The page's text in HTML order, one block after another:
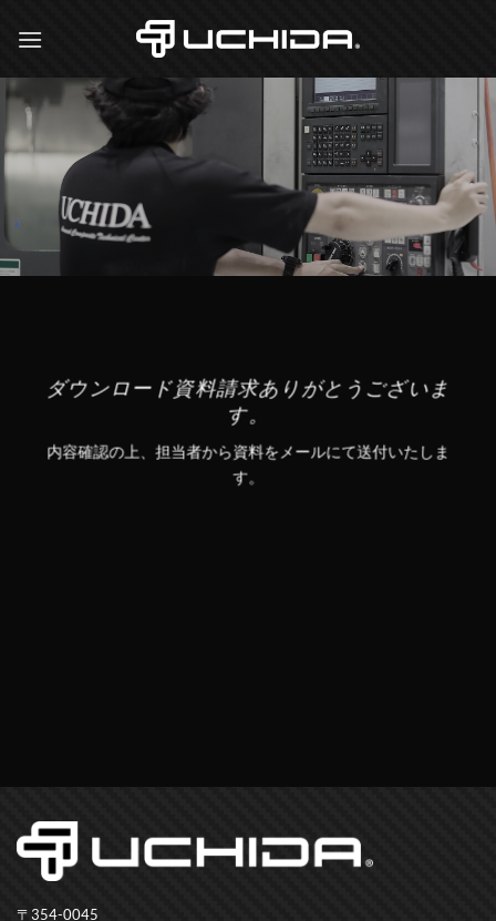
ダウンロード資料請求ありがとうございま
す。
内容確認の上、担当者から資料をメールにて送付いたしま
す。
〒354-0045